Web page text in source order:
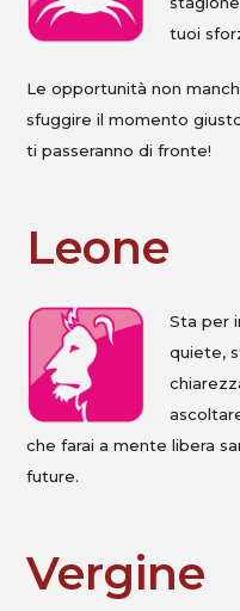
tuoi
Le opportunità non
sfuggire il momento
ti passeranno di fronte!
Leone
Sta per
quiete,
che farai a mente libera
future.
Vergine